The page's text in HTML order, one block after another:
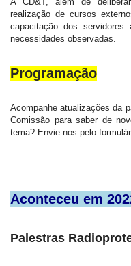
realização de cursos
capacitação dos
necessidades observadas.
Programação
Acompanhe atualizações da
Comissão para saber de
tema? Envie-nos pelo
Aconteceu em
Palestras